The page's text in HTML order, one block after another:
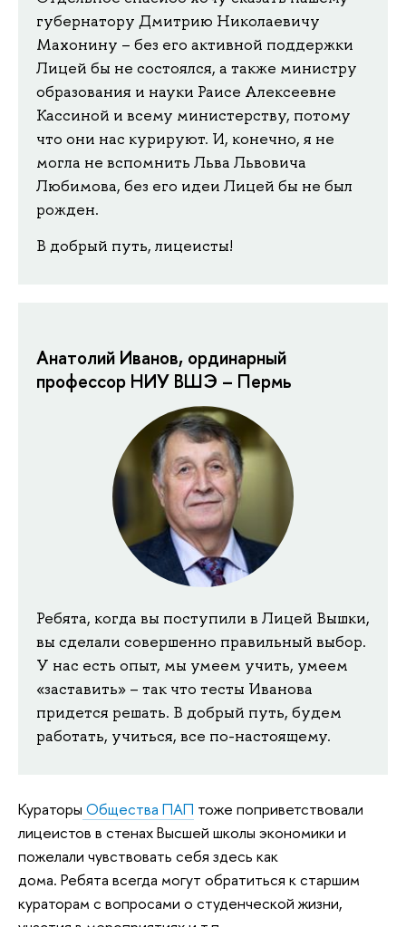
губернатору Дмитрию Николаевичу
Махонину – без его активной поддержки
Лицей бы не состоялся, а также министру
образования и науки Раисе Алексеевне
Кассиной и всему министерству, потому
что они нас курируют. И, конечно, я не
могла не вспомнить Льва Львовича
Любимова, без его идеи Лицей бы не был
рожден.
В добрый путь, лицеисты!
Анатолий Иванов, ординарный
профессор НИУ ВШЭ – Пермь
Ребята, когда вы поступили в Лицей Вышки,
вы сделали совершенно правильный выбор.
У нас есть опыт, мы умеем учить, умеем
«заставить» – так что тесты Иванова
придется решать. В добрый путь, будем
работать, учиться, все по-настоящему.
Кураторы Общества ПАП тоже поприветствовали
лицеистов в стенах Высшей школы экономики и
пожелали чувствовать себя здесь как
дома. Ребята всегда могут обратиться к старшим
кураторам с вопросами о студенческой жизни,